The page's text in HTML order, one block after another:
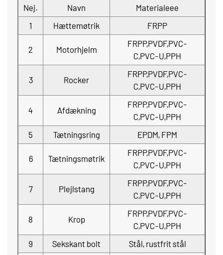
Nej. Navn
Materialeee
1
Hættemøtrik FRPP
2 Motorhjelm
FRPP,PVDF,PVC-
C,PVC-U,PPH
3 Rocker
FRPP,PVDF,PVC-
C,PVC-U,PPH
4 Afdækning
FRPP,PVDF,PVC-
C,PVC-U,PPH
5
Tætningsring EPDM, FPM
6 Tætningsmøtrik
FRPP,PVDF,PVC-
C,PVC-U,PPH
7 Plejlstang
FRPP,PVDF,PVC-
C,PVC-U,PPH
8 Krop
FRPP,PVDF,PVC-
C,PVC-U,PPH
9
Sekskant bolt
Stål, rustfrit stål